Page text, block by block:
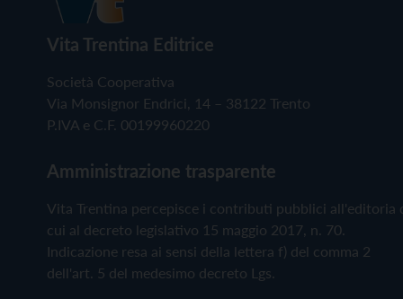
Vita Trentina Editrice
Società Cooperativa
Via Monsignor Endrici, 14 – 38122 Trento
P.IVA e C.F. 00199960220
Amministrazione trasparente
Vita Trentina percepisce i contributi pubblici all'editoria
cui al decreto legislativo 15 maggio 2017, n. 70.
Indicazione resa ai sensi della lettera f) del comma 2
dell'art. 5 del medesimo decreto Lgs.